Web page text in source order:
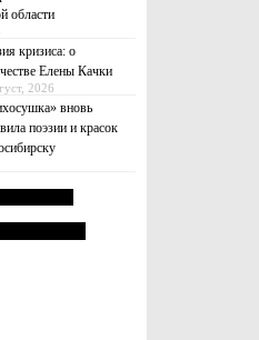
области
кризиса: о
Елены Качки
2026
вновь
поэзии и красок